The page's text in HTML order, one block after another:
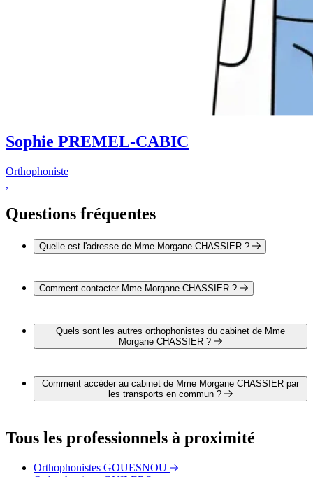
Sophie PREMEL-CABIC
Orthophoniste
Questions fréquentes
Quelle est l'adresse de Mme Morgane CHASSIER ?
29200 BREST
Comment contacter Mme Morgane CHASSIER ?
téléphone au 02 98 46 60 04.
Quels sont les autres orthophonistes du cabinet de Mme
Morgane CHASSIER ?
Mme Morgane CHASSIER :
Mme Marie CHABERT
Comment accéder au cabinet de Mme Morgane CHASSIER par
les transports en commun ?
proximité des arrêts suivants :
Bus - Jean Moulin
Bus - Multiplexe
Tous les professionnels à proximité
Orthophonistes GOUESNOU